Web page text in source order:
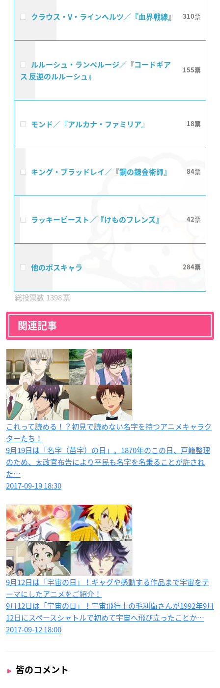
クラウス・V・ラインヘルツ／『血界戦線』 310
ルルーシュ・ランペルージ／『コードギア
ス 反逆のルルーシュ』
155
モンド／『アルカナ・ファミリア』 18
キング・ブラッドレイ／『鋼の錬金術師』 84
ラッキービースト／『けものフレンズ』 42
他のボスキャラ 284
1398
関連記事
これって読める！？初見で読めない名字を持つアニメキャラク
ターたち！
9月19日は「名字（苗字）の日」。1870年のこの日、戸籍整理
のため、太政官布告により平民も名字を名乗ることが許され
た…
2017-09-19 18:30
9月12日は「宇宙の日」！ギャグや感動する作品まで宇宙をテ
ーマにしたアニメをご紹介！
9月12日は「宇宙の日」！宇宙飛行士の毛利衛さんが1992年9月
12日にスペースシャトルで初めて宇宙へ飛び立ったことか…
2017-09-12 18:00
皆のコメント